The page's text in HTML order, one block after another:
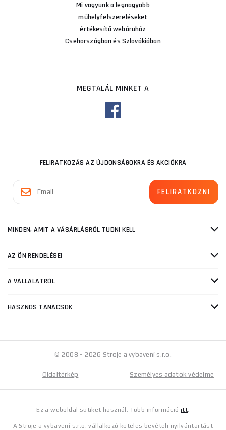
Mi vagyunk a legnagyobb
műhelyfelszereléseket
értékesítő webáruház
Csehországban és Szlovákiában
MEGTALÁL MINKET A
FELIRATKOZÁS AZ ÚJDONSÁGOKRA ÉS AKCIÓKRA
MINDEN, AMIT A VÁSÁRLÁSRÓL TUDNI KELL
AZ ÖN RENDELÉSEI
A VÁLLALATRÓL
HASZNOS TANÁCSOK
© 2008 - 2026 Stroje a vybavení s.r.o.
Oldaltérkép Személyes adatok védelme
Ez a weboldal sütiket használ. Több információitt.
A Stroje a vybavení s.r.o. vállalkozó köteles bevételi nyilvántartást